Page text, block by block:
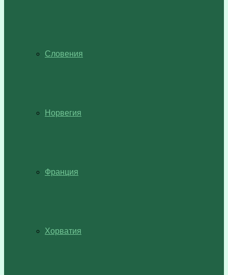
Словения
Норвегия
Франция
Хорватия